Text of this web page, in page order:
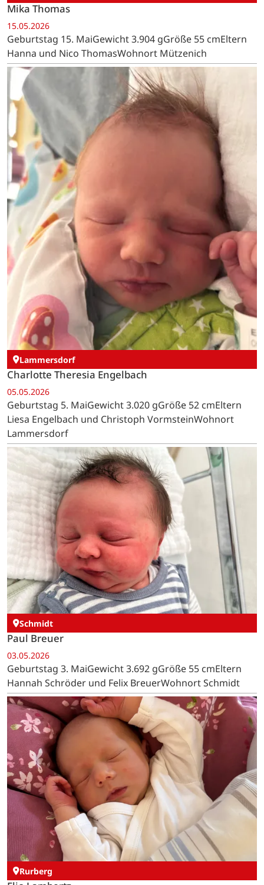
Mika Thomas
15.05.2026
Geburtstag 15. MaiGewicht 3.904 gGröße 55 cmEltern
Hanna und Nico ThomasWohnort Mützenich
Lammersdorf
Charlotte Theresia Engelbach
05.05.2026
Geburtstag 5. MaiGewicht 3.020 gGröße 52 cmEltern
Liesa Engelbach und Christoph VormsteinWohnort
Lammersdorf
Schmidt
Paul Breuer
03.05.2026
Geburtstag 3. MaiGewicht 3.692 gGröße 55 cmEltern
Hannah Schröder und Felix BreuerWohnort Schmidt
Rurberg